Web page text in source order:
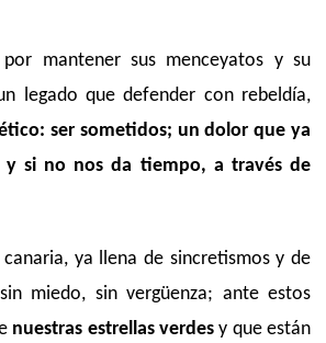
mantener sus menceyatos y su
legado que defender con rebeldía,
ser sometidos; un dolor que ya
y si no nos da tiempo, a través de
ya llena de sincretismos y de
miedo, sin vergüenza; ante estos
nuestras estrellas verdes y que están